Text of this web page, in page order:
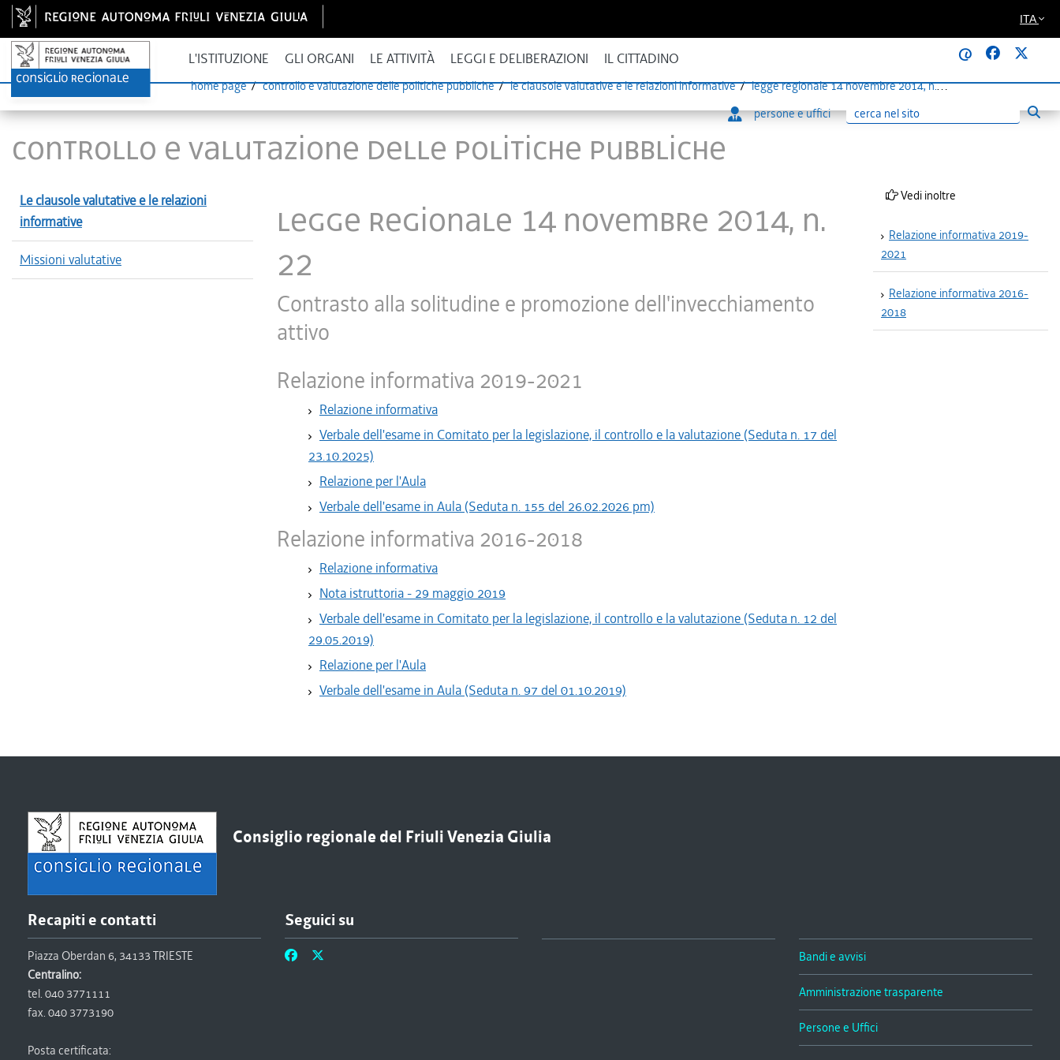
ITA
L'ISTITUZIONE GLI ORGANI LE ATTIVITÀ LEGGI E DELIBERAZIONI IL CITTADINO @
home page controllo e valutazione delle politiche pubbliche le clausole valutative e le relazioni informative
legge regionale 14 novembre 2014, n. 22
persone e uffici
Ricerca
Controllo e valutazione delle politiche pubbliche
Le clausole valutative e le relazioni
informative
Missioni valutative
Legge regionale 14 novembre 2014, n.
22
Contrasto alla solitudine e promozione dell'invecchiamento
attivo
Relazione informativa 2019-2021
Relazione informativa
Verbale dell'esame in Comitato per la legislazione, il controllo e la valutazione (Seduta n. 17 del
23.10.2025)
Relazione per l'Aula
Verbale dell'esame in Aula (Seduta n. 155 del 26.02.2026 pm)
Relazione informativa 2016-2018
Relazione informativa
Nota istruttoria - 29 maggio 2019
Verbale dell'esame in Comitato per la legislazione, il controllo e la valutazione (Seduta n. 12 del
29.05.2019)
Relazione per l'Aula
Verbale dell'esame in Aula (Seduta n. 97 del 01.10.2019)
Vedi inoltre
Relazione informativa 2019-
2021
Relazione informativa 2016-
2018
Consiglio regionale del Friuli Venezia Giulia
Recapiti e contatti
Piazza Oberdan 6, 34133 TRIESTE
Centralino:
tel. 040 3771111
fax. 040 3773190
Posta certificata:
Seguici su
Bandi e avvisi
Amministrazione trasparente
Persone e Uffici